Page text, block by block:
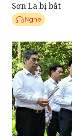
Sơn La bị bắt
Nghe